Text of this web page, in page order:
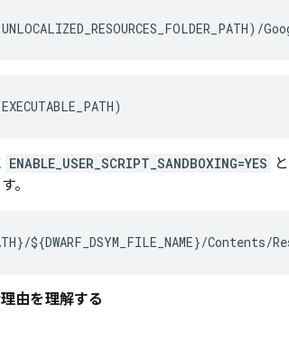
ENABLE_USER_SCRIPT_SANDBOXING=YES と
。
${DWARF_DSYM_FILE_NAME}/Contents/
由を理解する